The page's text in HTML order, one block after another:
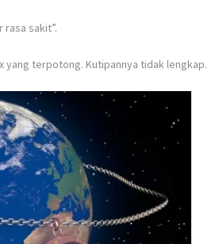
sakit”.
yang terpotong. Kutipannya tidak lengkap.